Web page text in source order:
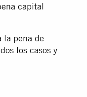
capital
la pena de
los casos y